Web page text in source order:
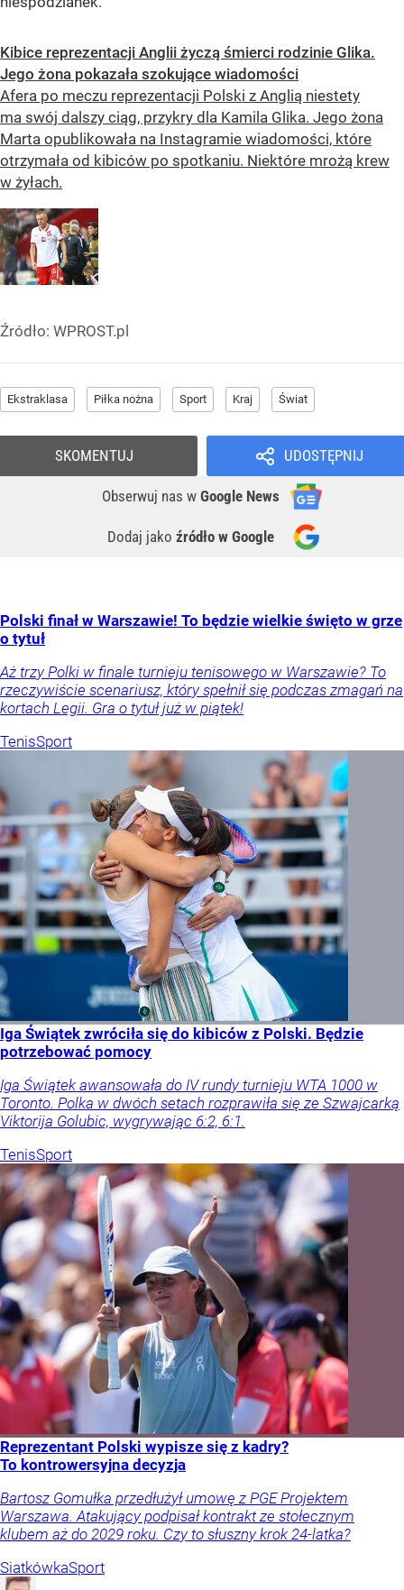
Kibice reprezentacji Anglii życzą śmierci rodzinie Glika.
Jego żona pokazała szokujące wiadomości
Afera po meczu reprezentacji Polski z Anglią niestety
ma swój dalszy ciąg, przykry dla Kamila Glika. Jego żona
Marta opublikowała na Instagramie wiadomości, które
otrzymała od kibiców po spotkaniu. Niektóre mrożą krew
w żyłach.
Źródło: WPROST.pl
Ekstraklasa Piłka nożna Sport Kraj Świat
UDOSTĘPNIJ
Obserwuj nas w Google News
Dodaj jako źródło w Google
SKOMENTUJ
Polski finał w Warszawie! To będzie wielkie święto w grze
o tytuł
Aż trzy Polki w finale turnieju tenisowego w Warszawie? To
rzeczywiście scenariusz, który spełnił się podczas zmagań na
kortach Legii. Gra o tytuł już w piątek!
TenisSport
Iga Świątek zwróciła się do kibiców z Polski. Będzie
potrzebować pomocy
Iga Świątek awansowała do IV rundy turnieju WTA 1000 w
Toronto. Polka w dwóch setach rozprawiła się ze Szwajcarką
Viktorija Golubic, wygrywając 6:2, 6:1.
TenisSport
Reprezentant Polski wypisze się z kadry?
To kontrowersyjna decyzja
Bartosz Gomułka przedłużył umowę z PGE Projektem
Warszawa. Atakujący podpisał kontrakt ze stołecznym
klubem aż do 2029 roku. Czy to słuszny krok 24-latka?
SiatkówkaSport